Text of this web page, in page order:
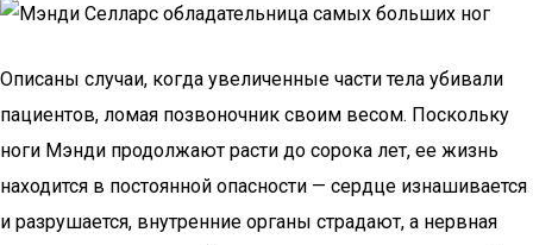
Описаны случаи, когда увеличенные части тела убивали
пациентов, ломая позвоночник своим весом. Поскольку
ноги Мэнди продолжают расти до сорока лет, ее жизнь
находится в постоянной опасности — сердце изнашивается
и разрушается, внутренние органы страдают, а нервная